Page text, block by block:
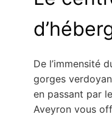
De l’immensité
gorges
en passant par
Aveyron vous